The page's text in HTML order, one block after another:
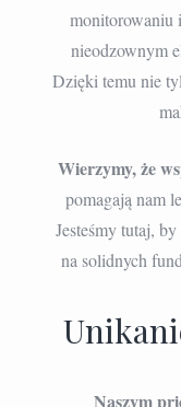
monitorowaniu
nieodzownym
Dzięki temu nie
Wierzymy, że
pomagają nam
Jesteśmy tutaj,
na solidnych
Naszym